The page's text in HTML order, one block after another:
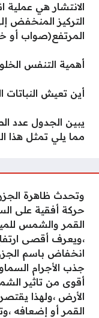
الانتشار هي عملية
التركيز المنخفض
المرتفع(صواب أو
أهمية التنفس
أين تعيش النباتات
يبين الجدول عدد
مما يلي تمثل هذا
وتحدث ظاهرة
حركة أفقية على
القمر والشمس
،ويعرف أقصى
انخفاض باسم
جذب الأجرام
أقوى من تاثير
الأرض ،ولهذا
القمر أو إضعافه